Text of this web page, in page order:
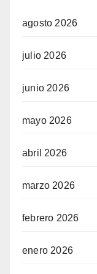
agosto 2026
julio 2026
junio 2026
mayo 2026
abril 2026
marzo 2026
febrero 2026
enero 2026